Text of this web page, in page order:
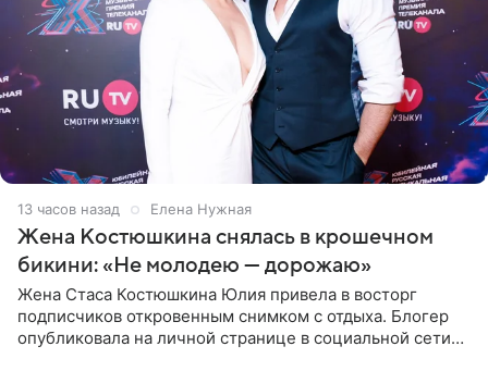
13 часов назад Елена Нужная
Жена Костюшкина снялась в крошечном
бикини: «Не молодею — дорожаю»
Жена Стаса Костюшкина Юлия привела в восторг
подписчиков откровенным снимком с отдыха. Блогер
опубликовала на личной странице в социальной сети